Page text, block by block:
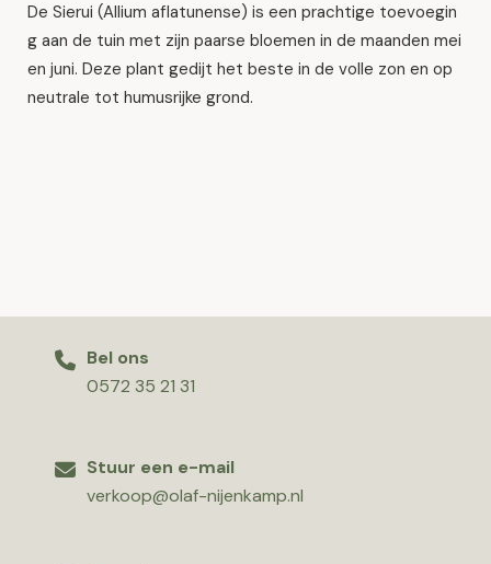
De Sierui (Allium aflatunense) is een prachtige toevoegin
g aan de tuin met zijn paarse bloemen in de maanden mei
en juni. Deze plant gedijt het beste in de volle zon en op
neutrale tot humusrijke grond.
Bel ons
0572 35 21 31
Stuur een e-mail
verkoop@olaf-nijenkamp.nl